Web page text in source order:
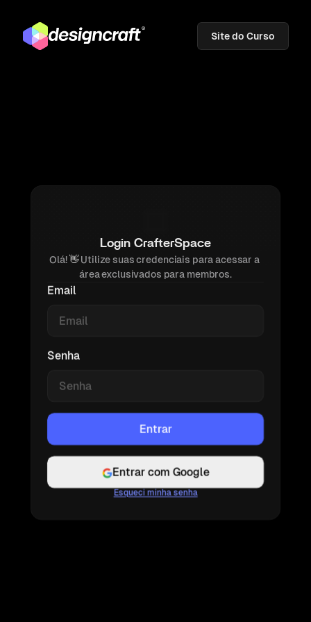
Site do Curso
Login CrafterSpace
Olá! 👋 Utilize suas credenciais para acessar a
área exclusivados para membros.
Email
Senha
Entrar com Google
Esqueci minha senha